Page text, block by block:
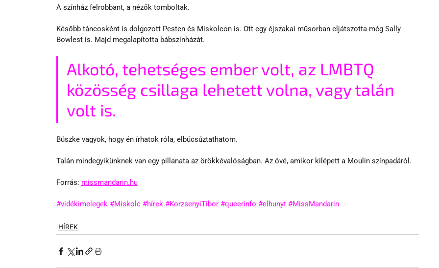
A színház felrobbant, a nézők tomboltak.
Később táncosként is dolgozott Pesten és Miskolcon is. Ott egy éjszakai műsorban eljátszotta még Sally
Bowlest is. Majd megalapította bábszínházát.
Alkotó, tehetséges ember volt, az LMBTQ
közösség csillaga lehetett volna, vagy talán
volt is.
Büszke vagyok, hogy én írhatok róla, elbúcsúztathatom.
Talán mindegyikünknek van egy pillanata az örökkévalóságban. Az övé, amikor kilépett a Moulin színpadáról.
Forrás: missmandarin.hu
#vidékimelegek #Miskolc #hírek #KorzsenyiTibor #queerinfo #elhunyt #MissMandarin
HÍREK